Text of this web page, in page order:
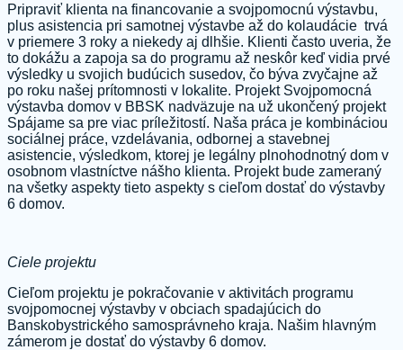
Pripraviť klienta na financovanie a svojpomocnú výstavbu,
plus asistencia pri samotnej výstavbe až do kolaudácie trvá
v priemere 3 roky a niekedy aj dlhšie. Klienti často uveria, že
to dokážu a zapoja sa do programu až neskôr keď vidia prvé
výsledky u svojich budúcich susedov, čo býva zvyčajne až
po roku našej prítomnosti v lokalite. Projekt Svojpomocná
výstavba domov v BBSK nadväzuje na už ukončený projekt
Spájame sa pre viac príležitostí. Naša práca je kombináciou
sociálnej práce, vzdelávania, odbornej a stavebnej
asistencie, výsledkom, ktorej je legálny plnohodnotný dom v
osobnom vlastníctve nášho klienta. Projekt bude zameraný
na všetky aspekty tieto aspekty s cieľom dostať do výstavby
6 domov.
Ciele projektu
Cieľom projektu je pokračovanie v aktivitách programu
svojpomocnej výstavby v obciach spadajúcich do
Banskobystrického samosprávneho kraja. Našim hlavným
zámerom je dostať do výstavby 6 domov.